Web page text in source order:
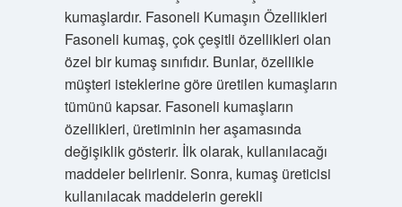
kumaşlardır. Fasoneli Kumaşın Özellikleri
Fasoneli kumaş, çok çeşitli özellikleri olan
özel bir kumaş sınıfıdır. Bunlar, özellikle
müşteri isteklerine göre üretilen kumaşların
tümünü kapsar. Fasoneli kumaşların
özellikleri, üretiminin her aşamasında
değişiklik gösterir. İlk olarak, kullanılacağı
maddeler belirlenir. Sonra, kumaş üreticisi
kullanılacak maddelerin gerekli